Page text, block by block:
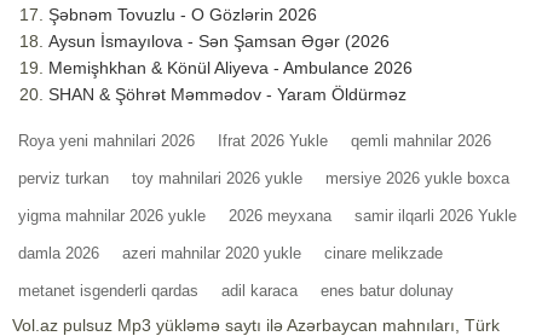
Şəbnəm Tovuzlu - O Gözlərin 2026
Aysun İsmayılova - Sən Şamsan Əgər (2026
Memişhkhan & Könül Aliyeva - Ambulance 2026
SHAN & Şöhrət Məmmədov - Yaram Öldürməz
Roya yeni mahnilari 2026 Ifrat 2026 Yukle qemli mahnilar 2026
perviz turkan toy mahnilari 2026 yukle mersiye 2026 yukle boxca
yigma mahnilar 2026 yukle 2026 meyxana samir ilqarli 2026 Yukle
damla 2026 azeri mahnilar 2020 yukle cinare melikzade
metanet isgenderli qardas adil karaca enes batur dolunay
Vol.az pulsuz Mp3 yükləmə saytı ilə Azərbaycan mahnıları, Türk